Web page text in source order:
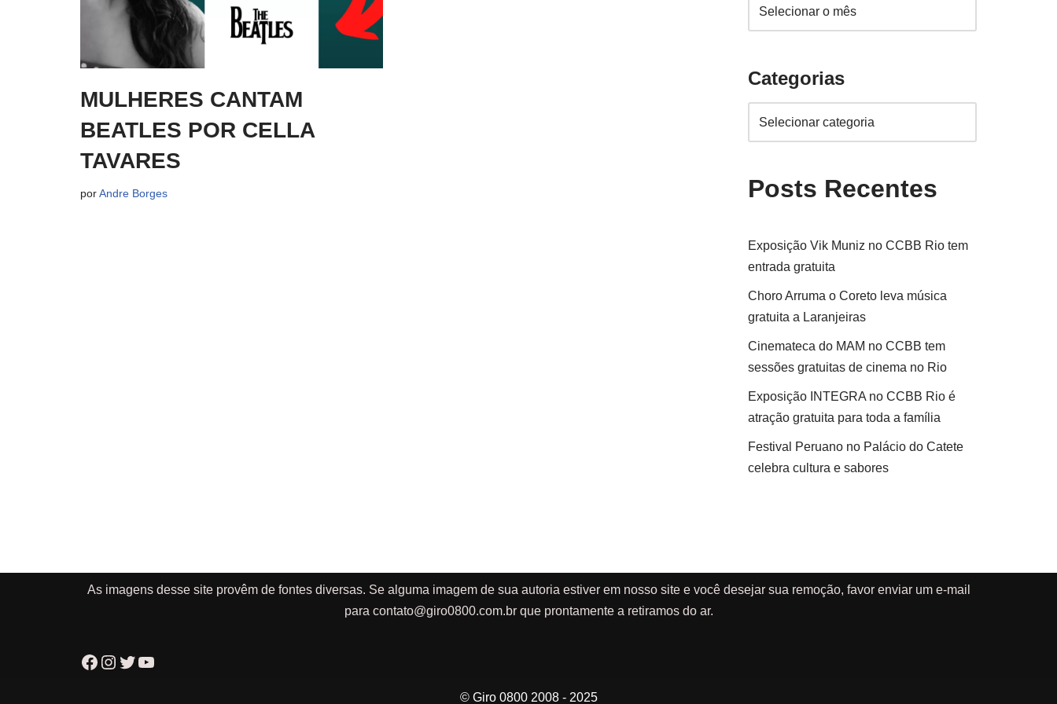
MULHERES CANTAM
BEATLES POR CELLA
TAVARES
porAndre Borges
Categorias
Posts Recentes
Exposição Vik Muniz no CCBB Rio tem
entrada gratuita
Choro Arruma o Coreto leva música
gratuita a Laranjeiras
Cinemateca do MAM no CCBB tem
sessões gratuitas de cinema no Rio
Exposição INTEGRA no CCBB Rio é
atração gratuita para toda a família
Festival Peruano no Palácio do Catete
celebra cultura e sabores
As imagens desse site provêm de fontes diversas. Se alguma imagem de sua autoria estiver em nosso site e você desejar sua remoção, favor enviar um e-mail
para contato@giro0800.com.brque prontamente a retiramos do ar.
© Giro 0800 2008 - 2025